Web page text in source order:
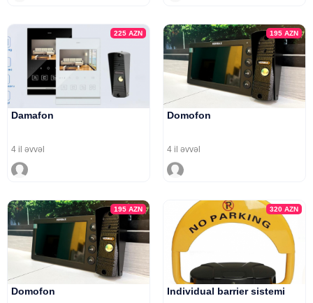
225AZN
Damafon
4 il əvvəl
195 AZN
Domofon
4 il əvvəl
195AZN
Domofon
320 AZN
Individual barrier sistemi